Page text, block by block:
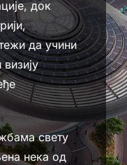
док
да учини
свету
нека од